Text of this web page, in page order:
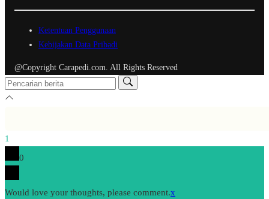
Ketentuan Penggunaan
Kebijakan Data Pribadi
@Copyright Carapedi.com. All Rights Reserved
1
0
Would love your thoughts, please comment.x